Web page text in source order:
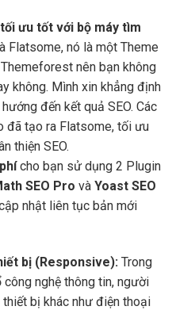
tối ưu tốt với bộ máy tìm
Flatsome, nó là một Theme
nên bạn không
không. Mình xin khẳng định
đến kết quả SEO. Các
đã tạo ra Flatsome, tối ưu
thiện SEO.
cho bạn sử dụng 2 Plugin
SEO Pro và Yoast SEO
nhật liên tục bản mới
bị (Responsive): Trong
nghệ thông tin, người
bị khác như điện thoại